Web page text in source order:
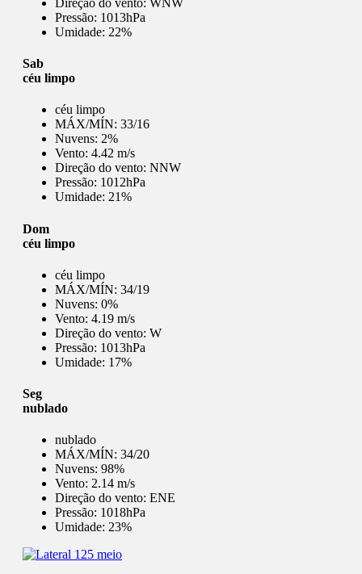
Pressão: 1013hPa
Umidade: 22%
Sab
céu limpo
céu limpo
MÁX/MÍN: 33/16
Nuvens: 2%
Vento: 4.42 m/s
Direção do vento: NNW
Pressão: 1012hPa
Umidade: 21%
Dom
céu limpo
céu limpo
MÁX/MÍN: 34/19
Nuvens: 0%
Vento: 4.19 m/s
Direção do vento: W
Pressão: 1013hPa
Umidade: 17%
Seg
nublado
nublado
MÁX/MÍN: 34/20
Nuvens: 98%
Vento: 2.14 m/s
Direção do vento: ENE
Pressão: 1018hPa
Umidade: 23%